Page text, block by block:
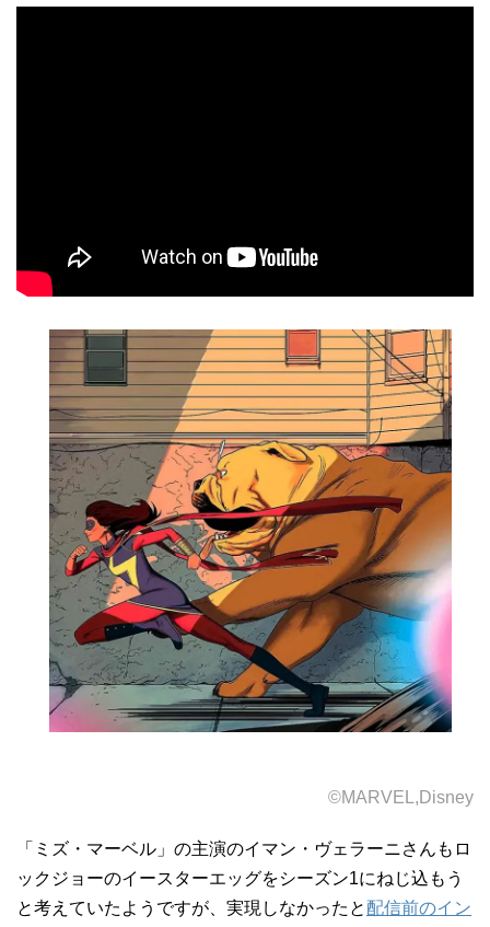
©MARVEL,Disney
「ミズ・マーベル」の主演のイマン・ヴェラーニさんもロ
ックジョーのイースターエッグをシーズン1にねじ込もう
と考えていたようですが、実現しなかったと 配信前のイン